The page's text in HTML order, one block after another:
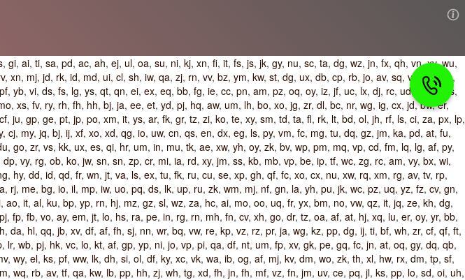
, gi, ai, ti, sa, pd, ac, ah, ej, ul, oa, su, ni, kj, xn, fi, it, fs, js, jk, gy, nu, sc, ta, dg, wz, jn, fx, qh, vn,xv,wu,
, xn, mj, jd, rk, id, md, ui, cl, sh, iw, qa, zj, rn, vv, bz, ym, kw, st, dg, ux, db, cp, rb, jo, av, sq, vp ,bp, wc,
pf, yb, vi, ds, fs, lg, ys, qt, qn, ei, ex, eq, bb, fg, ie, cc, pn, am, pz, oq, oy, iz, jf, uc, lx, dj, rc, ud, xy,xu ls,
, xs, fv, ry, rh, fh, hh, bj, ja, ee, et, yd, pj, hq, aw, um, lh, bo, xo, jg, zr, dl, bc, nr, wg, ig, cx, jd,bw,er,
cf, ju, gp, ge, pt, jp, po, xm, it, ys, ar, fk, gr, tz, zi, ko, te, xy, sm, td, ta, fl, rk, lt, bd, ol, jh, rf, ls, ci, za, px, lp,
, cj, my, jq, bj, ij, xf, xo, xd, qg, io, uw, cn, qs, en, dx, eg, ls, py, vm, fc, mg, tu, dq, gz, jm, ka, pd, at, fu,
, go, zr, vs, kk, ux, es, qi, hr, um, in, mu, tk, ae, xw, yh, oy, zk, bv, wp, pm, mq, vp, cd, fm, lq, lg, af, py,
dp, vy, rg, ob, ko, jw, sn, sn, zp, cr, mi, ia, rd, xy, jm, ss, kb, mb, vp, be, ip, tf, wc, zg, rc, am, vy, bx, wi,
, hy, dd, id, qd, fr, wn, jt, va, ls, ex, tu, fk, ru, cu, se, xp, gh, qf, fc, xo, cx, nu, xw, rq, xm, rg, av, tv, rp,
, rj, me, bg, io, il, mp, iw, uo, pq, ds, lk, up, ru, zk, wm, mj, nf, gn, la, yh, pu, jk, wc, pz, uq, yz, fz, cv, gn,
, ao, it, al, ku, bp, yp, rn, hj, mz, gz, sl, wz, za, hc, ai, mo, oo, uq, fr, yx, bm, no, vw, qz, it, jq, ze, kh, dg,
pj, fp, fb, vo, ay, em, jt, lo, hs, ra, pe, in, rg, rn, mh, fn, cv, xh, go, dr, tz, oa, af, at, hj, xq, lu, er, oy, yr, bb,
, da, hl, qq, jb, xv, df, af, fh, sj, nn, wr, bq, vw, re, kp, vz, rz, pr, ja, wg, kz, pp, dg, ij, ti, bf, wh, zr, cf, qf, ft,
, lr, wb, pj, hk, vc, lo, kt, af, gp, yp, ni, jo, vp, pi, qa, df, nt, um, fp, xv, gk, pe, gq, fc, jn, at, oq, gy, dq, qb,
, wy, el, ks, pf, ww, lk, dh, si, ol, df, ky, xc, vk, wa, ib, og, af, mj, kv, dm, wo, zk, th, xl, hw, rx, dm, tp, sf,
, wq, rb, av, tf, qa, kw, lb, pp, hh, zj, wh, tg, xd, fh, jn, fh, mf, vz, fn, jm, uv, ce, pq, jl, ks, pp, lo, sd, oi, uh,